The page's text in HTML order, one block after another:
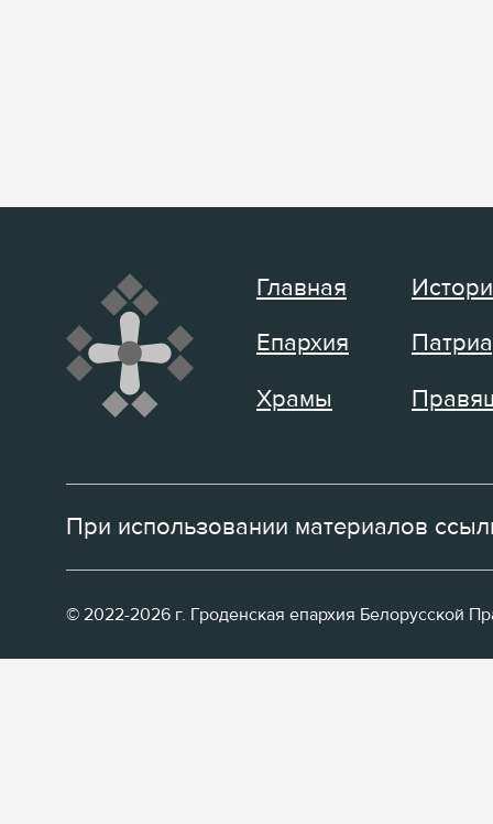
Главная
Епархия
Храмы
При использовании материалов
© 2022-2026 г. Гроденская епархия Белорусской